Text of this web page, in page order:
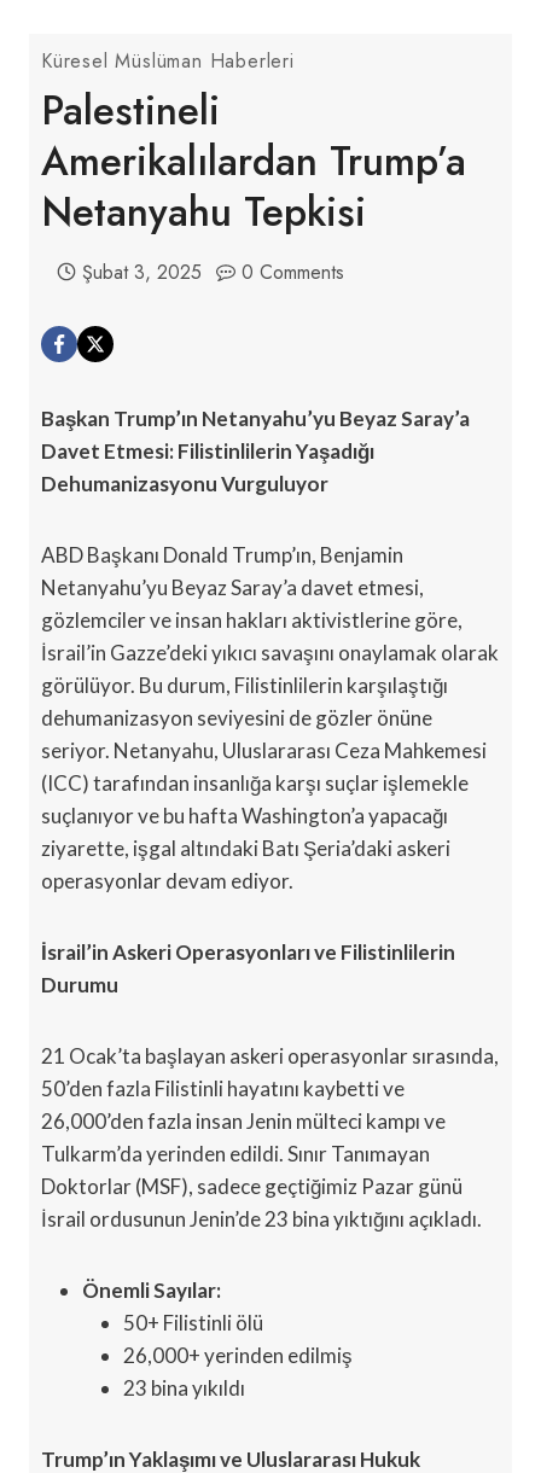
Küresel Müslüman Haberleri
Palestineli
Amerikalılardan Trump’a
Netanyahu Tepkisi
Şubat 3, 2025 0 Comments
Başkan Trump’ın Netanyahu’yu Beyaz Saray’a
Davet Etmesi: Filistinlilerin Yaşadığı
Dehumanizasyonu Vurguluyor
ABD Başkanı Donald Trump’ın, Benjamin
Netanyahu’yu Beyaz Saray’a davet etmesi,
gözlemciler ve insan hakları aktivistlerine göre,
İsrail’in Gazze’deki yıkıcı savaşını onaylamak olarak
görülüyor. Bu durum, Filistinlilerin karşılaştığı
dehumanizasyon seviyesini de gözler önüne
seriyor. Netanyahu, Uluslararası Ceza Mahkemesi
(ICC) tarafından insanlığa karşı suçlar işlemekle
suçlanıyor ve bu hafta Washington’a yapacağı
ziyarette, işgal altındaki Batı Şeria’daki askeri
operasyonlar devam ediyor.
İsrail’in Askeri Operasyonları ve Filistinlilerin
Durumu
21 Ocak’ta başlayan askeri operasyonlar sırasında,
50’den fazla Filistinli hayatını kaybetti ve
26,000’den fazla insan Jenin mülteci kampı ve
Tulkarm’da yerinden edildi. Sınır Tanımayan
Doktorlar (MSF), sadece geçtiğimiz Pazar günü
İsrail ordusunun Jenin’de 23 bina yıktığını açıkladı.
Önemli Sayılar:
50+ Filistinli ölü
26,000+ yerinden edilmiş
23 bina yıkıldı
Trump’ın Yaklaşımı ve Uluslararası Hukuk